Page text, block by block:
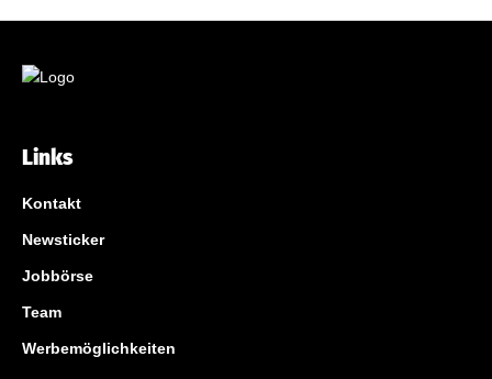
Links
Kontakt
Newsticker
Jobbörse
Team
Werbemöglichkeiten